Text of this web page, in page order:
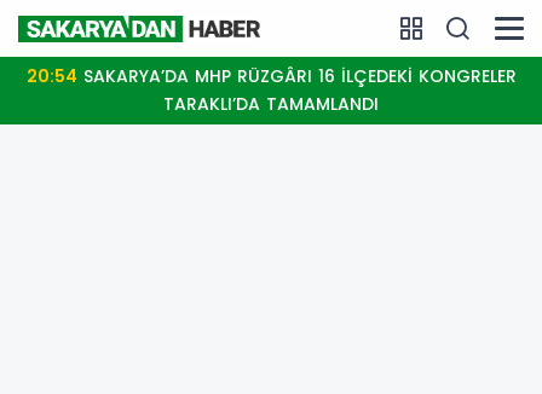
20:54
TARAKLI’DA TAMAMLANDI